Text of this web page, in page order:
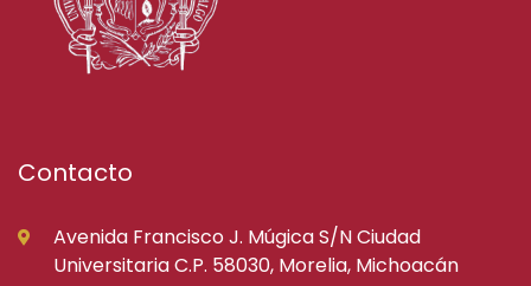
Contacto
Avenida Francisco J. Múgica S/N Ciudad
Universitaria C.P. 58030, Morelia, Michoacán